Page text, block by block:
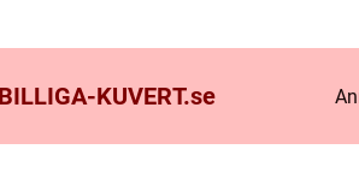
BILLIGA-KUVERT.se